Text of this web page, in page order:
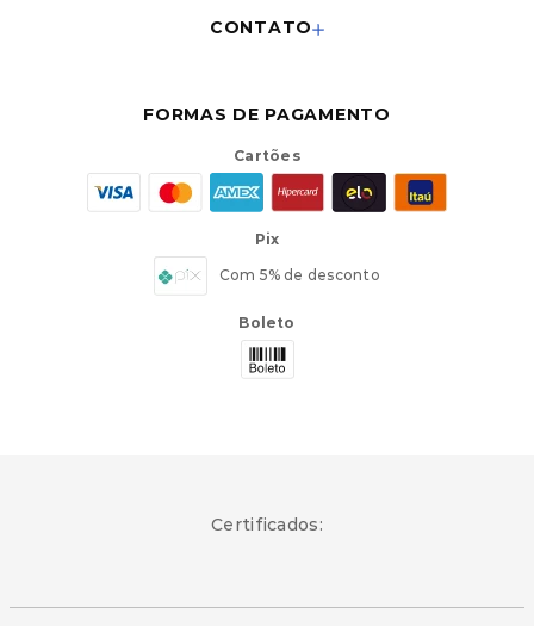
CONTATO
FORMAS DE PAGAMENTO
Cartões
Pix
Com 5% de desconto
Boleto
Certificados: